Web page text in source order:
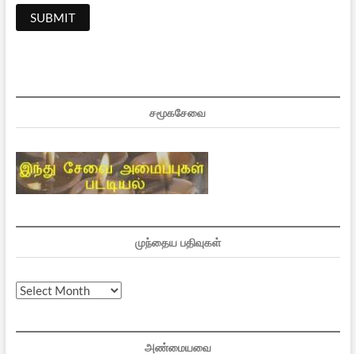
சமூகசேவை
முந்தைய பதிவுகள்
முந்தைய
அண்மையவை